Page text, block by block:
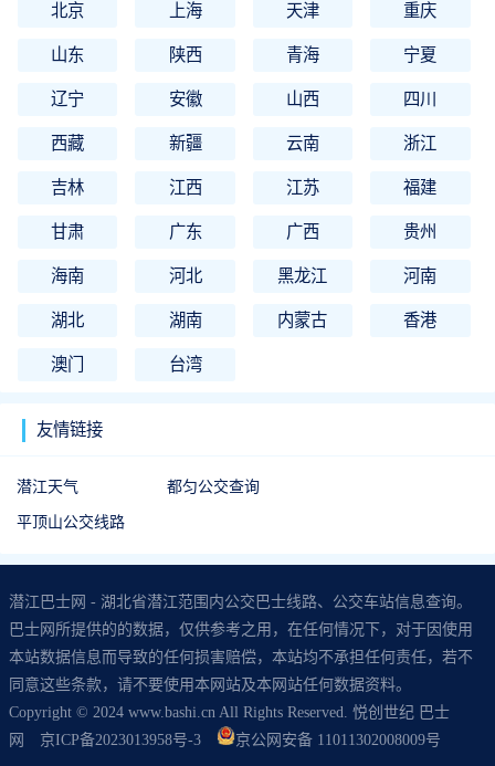
北京 上海 天津 重庆
山东 陕西 青海 宁夏
辽宁 安徽 山西 四川
西藏 新疆 云南 浙江
吉林 江西 江苏 福建
甘肃 广东 广西 贵州
海南 河北 黑龙江 河南
湖北 湖南 内蒙古 香港
澳门 台湾
友情链接
潜江天气 都匀公交查询
平顶山公交线路
潜江巴士网 - 湖北省潜江范围内公交巴士线路、公交车站信息查询。
巴士网所提供的的数据，仅供参考之用，在任何情况下，对于因使用
本站数据信息而导致的任何损害赔偿，本站均不承担任何责任，若不
同意这些条款，请不要使用本网站及本网站任何数据资料。
Copyright © 2024 www.bashi.cn All Rights Reserved. 悦创世纪 巴士
网 京ICP备2023013958号-3 京公网安备 11011302008009号